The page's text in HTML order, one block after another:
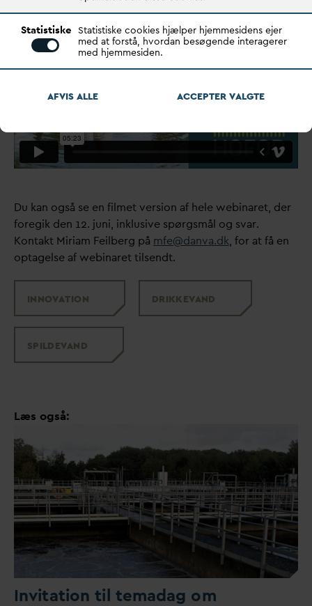
Du kan også se en filmet version af hele webinaret, der
foregik den 12. juni, inklusive spørgsmål og svar.
Kontakt Miriam Feilberg på mfe@danva.dk, for at få en
optagelse af webinaret tilsendt.
INNOVATION DRIKKEVAND
SPILDEVAND
Læs også:
Invitation til temadag om
Statistiske Statistiske cookies hjælper hjemmesidens ejer
med at forstå, hvordan besøgende interagerer
med hjemmesiden.
AFVIS ALLE ACCEPTERVALGTE